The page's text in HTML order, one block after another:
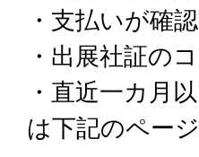
・支払いが確
・出展社証の
・直近一カ月
は下記のペー